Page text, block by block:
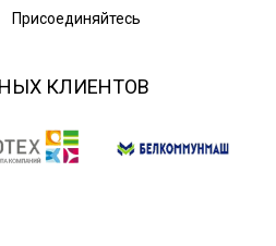
Присоединяйтесь
КЛИЕНТОВ